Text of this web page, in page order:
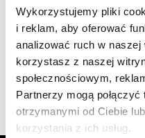
Wykorzystujemy pliki
i reklam, aby oferować
analizować ruch w
korzystasz z naszej
społecznościowym,
Partnerzy mogą
otrzymanymi od Ciebie
korzystania z ich usług.
1.470/92